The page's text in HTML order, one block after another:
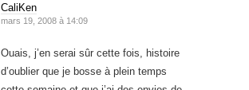
CaliKen
mars 19, 2008 à 14:09
Ouais, j’en serai sûr cette fois, histoire
d’oublier que je bosse à plein temps